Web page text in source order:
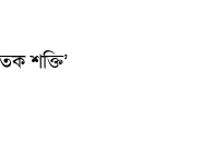
শক্তি’